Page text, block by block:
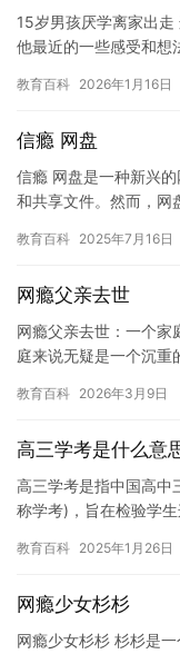
15岁男孩厌学离家出
他最近的一些感受和想
教育百科 2026年1月16日
信瘾 网盘
信瘾 网盘是一种新兴
和共享文件。然而，网
于…
教育百科 2025年7月16日
网瘾父亲去世
网瘾父亲去世：一个家
庭来说无疑是一个沉重
个…
教育百科 2026年3月9日
高三学考是什么意
高三学考是指中国高中
称学考)，旨在检验学
的…
教育百科 2025年1月26日
网瘾少女杉杉
网瘾少女杉杉 杉杉是